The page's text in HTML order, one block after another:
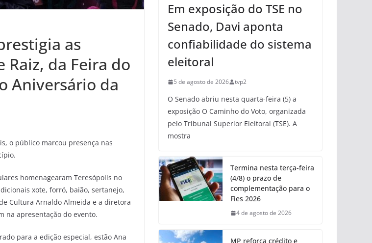
as
Raiz, da Feira do
Aniversário da
o público marcou presença nas
homenagearam Teresópolis no
xote, forró, baião, sertanejo,
Cultura Arnaldo Almeida e a diretora
na apresentação do evento.
para a edição especial, estão Ana
Em exposição do TSE no
Senado, Davi aponta
confiabilidade do sistema
eleitoral
5 de agosto de 2026 tvp2
O Senado abriu nesta quarta-feira (5) a
exposição O Caminho do Voto, organizada
pelo Tribunal Superior Eleitoral (TSE). A
mostra
Termina nesta terça-feira
(4/8) o prazo de
complementação para o
Fies 2026
4 de agosto de 2026
MP reforça crédito e